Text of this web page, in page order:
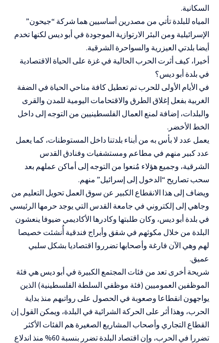
السكانية.
المياه للبلدة تأتي من مصدرين أساسيين هما شركة “جيحون”
الإسرائيلية ومن البئر الارتوازية الموجودة في أبو ديس لكنها تخدم
أيضا بلدتي العيزرية والسواحرة الشرقية.
أخيرا، كيف أثرت الحرب الحالية في غزة على الحياة الاقتصادية
في بلدة أبو ديس؟
في الأيام الأولى للحرب تم تعطيل كافة مناحي الحياة في الضفة
الغربية بفعل إغلاق الطرق والاقتحامات اليومية للمدن والقرى
والبلدات، إضافة لمنع العمال الفلسطينيين من التوجه إلى داخل
الخط الأخضر.
يعمل عدد لا بأس به من أبناء بلدتنا داخل المستوطنات، كما يعمل
عدد كبير منهم في مطاعم ومستشفيات وفنادق القدس
الشرقية، وجميع هؤلاء مُنعوا من التوجه إلى أماكن عملهم بعد
سحب تصاريح “الدخول إلى إسرائيل” منهم.
ويضاف إلى هذا الانقطاع الكبير عن سوق العمل تحويل التعليم من
وجاهي إلى إلكتروني في جامعة القدس التي يوجد حرمها الرئيسي
في بلدة أبو ديس، وكان طلبتها وكادرها الأكاديمي ضيوفا ينعشون
البلدة من خلال مكوثهم في شقق وأبراج فندقية أُنشئت خصيصا
لهم وهي الآن فارغة وأصحابها تضرروا اقتصاديا بشكل سلبي
عميق.
شريحة أخرى تعد من فئات المجتمع الكبيرة في أبو ديس هي فئة
الموظفين العموميين (فئة موظفي السلطة الفلسطينية) الذين
يواجهون انقطاعا وصعوبة في الحصول على رواتبهم منذ بداية
الحرب، وهذا أثر على الحركة الشرائية في البلدة، ويمكن القول إن
القطاع التجاري وأصحاب المشاريع الصغيرة هم الفئات الأكثر
تضررا في الحرب، وإن اقتصاد البلدة تضرر بنسبة 60% منذ اندلاع